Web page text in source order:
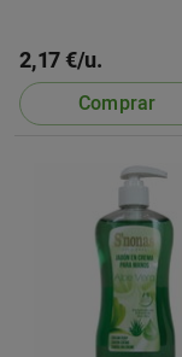
2,17 €/u.
Comprar